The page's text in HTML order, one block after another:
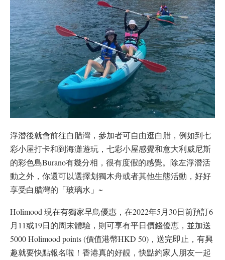
浮潛後就會前往白腊灣，參加者可自由逛白腊，例如到七
彩小屋打卡和到海灘遊玩，七彩小屋感覺和意大利威尼斯
的彩色島Burano有幾分相，很有度假的感覺。除左浮潛活
動之外，你還可以選擇划獨木舟或者其他生態活動，好好
享受白腊灣的「玻璃水」~
Holimood 現在有獨家早鳥優惠，在2022年5月30日前預訂6
月11或19日的周末體驗，則可享有平日價錢優恵，並加送
5000 Holimood points (價值港幣HKD 50)，送完即止，有興
趣就要快點報名啦！香港真的好靚，快點約家人朋友一起